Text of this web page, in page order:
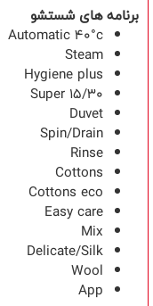
برنامه های شستشو
Automatic 40°c
Steam
Hygiene plus
Super 15/30
Duvet
Spin/Drain
Rinse
Cottons
Cottons eco
Easy care
Mix
Delicate/Silk
Wool
App